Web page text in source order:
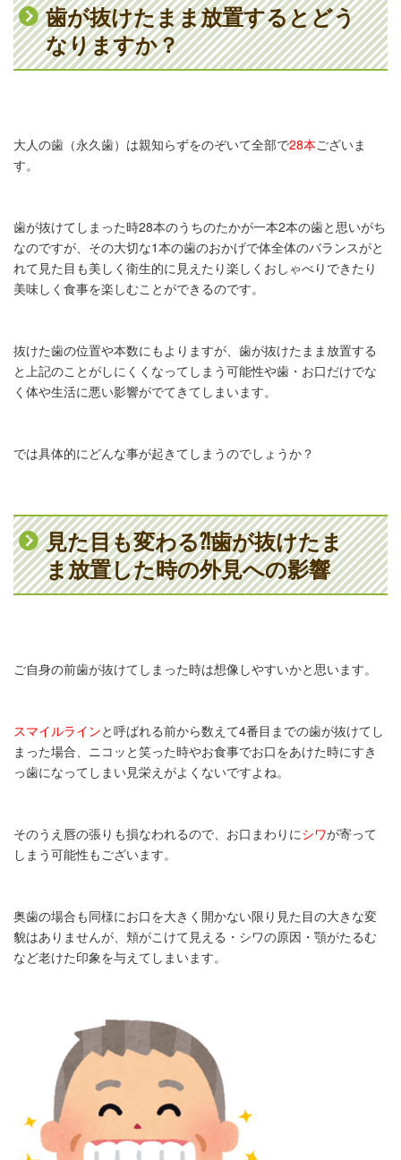
歯が抜けたまま放置するとどう
なりますか？
大人の歯（永久歯）は親知らずをのぞいて全部で28本ございま
す。
歯が抜けてしまった時28本のうちのたかが一本2本の歯と思いがち
なのですが、その大切な1本の歯のおかげで体全体のバランスがと
れて見た目も美しく衛生的に見えたり楽しくおしゃべりできたり
美味しく食事を楽しむことができるのです。
抜けた歯の位置や本数にもよりますが、歯が抜けたまま放置する
と上記のことがしにくくなってしまう可能性や歯・お口だけでな
く体や生活に悪い影響がでてきてしまいます。
では具体的にどんな事が起きてしまうのでしょうか？
見た目も変わる⁈歯が抜けたま
ま放置した時の外見への影響
ご自身の前歯が抜けてしまった時は想像しやすいかと思います。
スマイルラインと呼ばれる前から数えて4番目までの歯が抜けてし
まった場合、ニコッと笑った時やお食事でお口をあけた時にすき
っ歯になってしまい見栄えがよくないですよね。
そのうえ唇の張りも損なわれるので、お口まわりにシワが寄って
しまう可能性もございます。
奥歯の場合も同様にお口を大きく開かない限り見た目の大きな変
貌はありませんが、頬がこけて見える・シワの原因・顎がたるむ
など老けた印象を与えてしまいます。